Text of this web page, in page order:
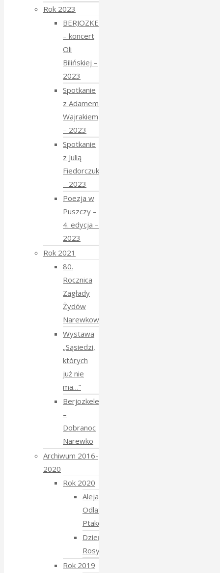
Rok 2023
BERJOZKELE
– koncert
Oli
Bilińskiej –
2023
Spotkanie
z Adamem
Wajrakiem
– 2023
Spotkanie
z Julią
Fiedorczuk
– 2023
Poezja w
Puszczy –
4. edycja –
2023
Rok 2021
80.
Rocznica
Zagłady
Żydów
Narewkowskich
Wystawa
„Sąsiedzi,
których
już nie
ma…”
Berjozkele
–
Dobranoc
Narewko
Archiwum 2016-
2020
Rok 2020
Aleja
Odlatujących
Ptaków
Dzień
Rosyjski
Rok 2019